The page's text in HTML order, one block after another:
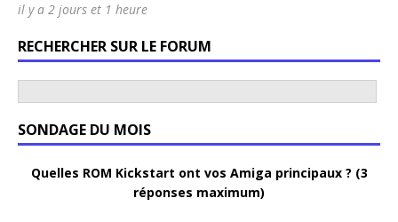
il y a 2 jours et 1 heure
RECHERCHER SUR LE FORUM
SONDAGE DU MOIS
Quelles ROM Kickstart ont vos Amiga principaux ? (3
réponses maximum)